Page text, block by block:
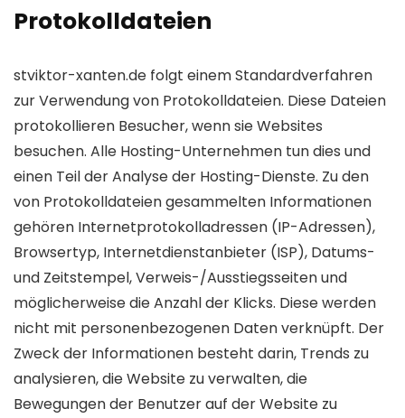
Protokolldateien
stviktor-xanten.de folgt einem Standardverfahren
zur Verwendung von Protokolldateien. Diese Dateien
protokollieren Besucher, wenn sie Websites
besuchen. Alle Hosting-Unternehmen tun dies und
einen Teil der Analyse der Hosting-Dienste. Zu den
von Protokolldateien gesammelten Informationen
gehören Internetprotokolladressen (IP-Adressen),
Browsertyp, Internetdienstanbieter (ISP), Datums-
und Zeitstempel, Verweis-/Ausstiegsseiten und
möglicherweise die Anzahl der Klicks. Diese werden
nicht mit personenbezogenen Daten verknüpft. Der
Zweck der Informationen besteht darin, Trends zu
analysieren, die Website zu verwalten, die
Bewegungen der Benutzer auf der Website zu